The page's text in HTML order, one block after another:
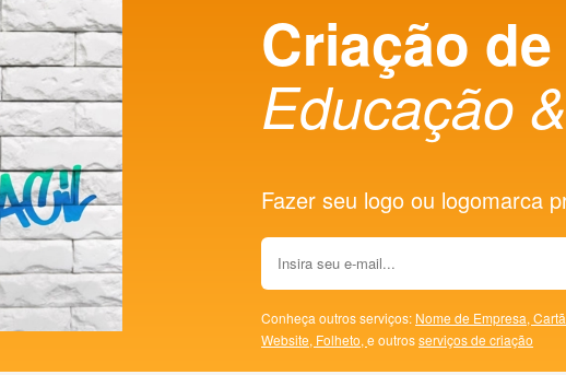
Criação de
Educação
Fazer seu logo ou logomarca
Conheça outros serviços: Nome de Empresa,
Website, Folheto, e outrosserviços de criação